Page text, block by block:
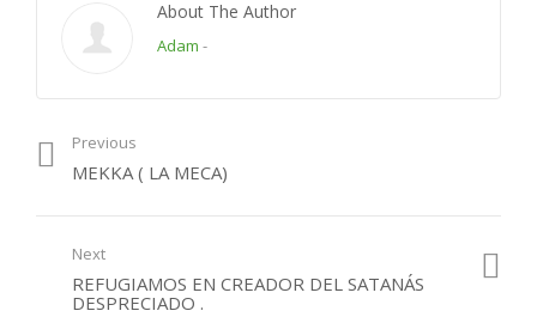
¿Por qué podemos
perder el paraíso?
About The Author
Adam -
Previous
MEKKA ( LA MECA)
Next
REFUGIAMOS EN CREADOR DEL SATANÁS
DESPRECIADO .